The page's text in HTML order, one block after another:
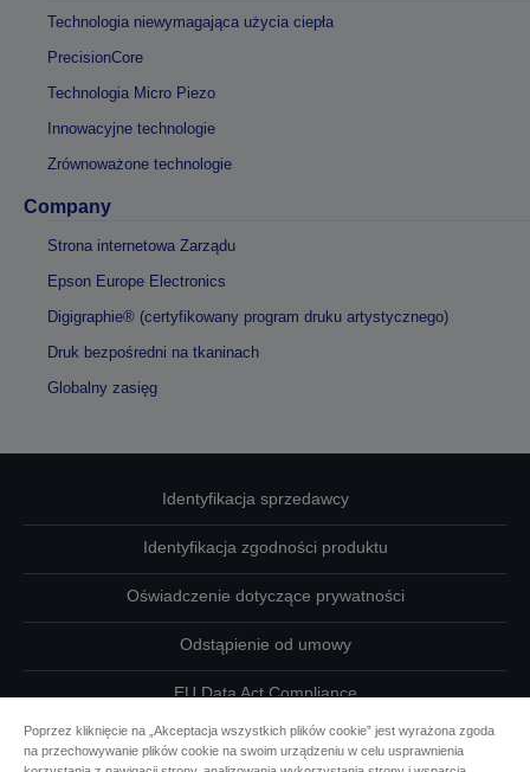
Technologia niewymagająca użycia ciepła
PrecisionCore
Technologia Micro Piezo
Innowacyjne technologie
Zrównoważone technologie
Company
Strona internetowa Zarządu
Epson Europe Electronics
Digigraphie® (certyfikowany program druku artystycznego)
Druk bezpośredni na tkaninach
Globalny zasięg
Identyfikacja sprzedawcy
Identyfikacja zgodności produktu
Oświadczenie dotyczące prywatności
Odstąpienie od umowy
EU Data Act Compliance
Skontaktuj się z nami w sprawie swoich danych
Poprzez kliknięcie na „Akceptacja wszystkich plików cookie” jest wyrażona zgoda
na przechowywanie plików cookie na swoim urządzeniu w celu usprawnienia